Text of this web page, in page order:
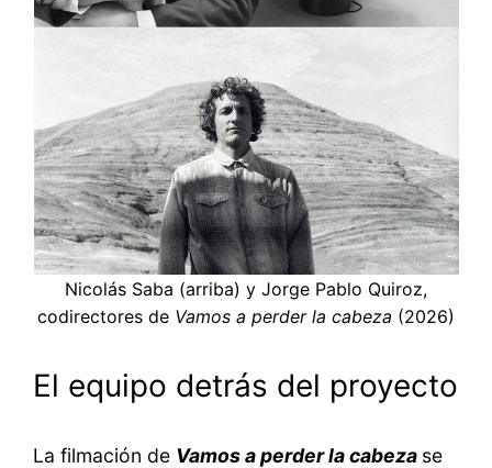
Nicolás Saba (arriba) y Jorge Pablo Quiroz,
codirectores de Vamos a perder la cabeza (2026)
El equipo detrás del proyecto
La filmación de Vamos a perder la cabeza se